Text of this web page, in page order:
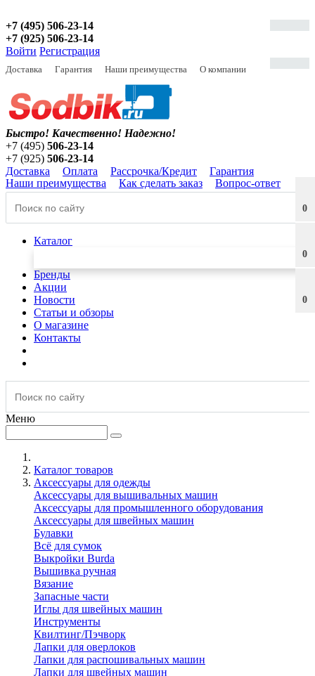
+7 (495) 506-23-14
+7 (925) 506-23-14
Войти Регистрация
Доставка Гарантия Наши преимущества О компании
0
0
0
Быстро! Качественно! Надежно!
+7 (495) 506-23-14
+7 (925) 506-23-14
Доставка
Оплата Рассрочка/Кредит
Гарантия
Наши преимущества
Как сделать заказ Вопрос-ответ
Каталог
Бренды
Акции
Новости
Статьи и обзоры
О магазине
Контакты
Меню
Каталог товаров
Аксессуары для одежды
Аксессуары для вышивальных машин
Аксессуары для промышленного оборудования
Аксессуары для швейных машин
Булавки
Всё для сумок
Выкройки Burda
Вышивка ручная
Вязание
Запасные части
Иглы для швейных машин
Инструменты
Квилтинг/Пэчворк
Лапки для оверлоков
Лапки для распошивальных машин
Лапки для швейных машин